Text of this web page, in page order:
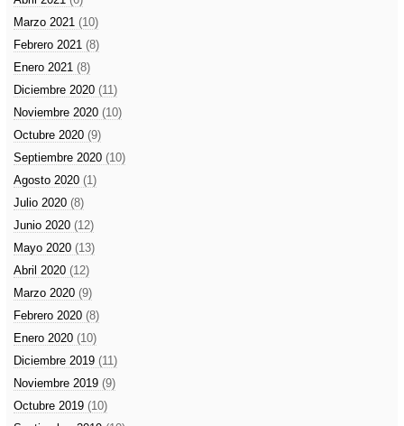
Marzo 2021 (10)
Febrero 2021 (8)
Enero 2021 (8)
Diciembre 2020 (11)
Noviembre 2020 (10)
Octubre 2020 (9)
Septiembre 2020 (10)
Agosto 2020 (1)
Julio 2020 (8)
Junio 2020 (12)
Mayo 2020 (13)
Abril 2020 (12)
Marzo 2020 (9)
Febrero 2020 (8)
Enero 2020 (10)
Diciembre 2019 (11)
Noviembre 2019 (9)
Octubre 2019 (10)